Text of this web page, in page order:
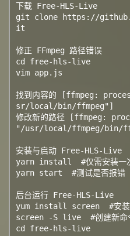
下载 Free-HLS-Live
git clone https://
it
修正 FFmpeg 路径错误
cd free-hls-live
vim app.js
找到内容的 [ffmpeg:
sr/local/bin/ffmpeg"]
修改新的路径 [ffmpeg:
"/usr/local/ffmpeg/bin/
安装与启动 Free-HLS-Live
yarn install  #仅需安装一次
yarn start  #测试是否报错
后台运行 Free-HLS-Live
yum install screen  #安装
screen -S live  #创建新命
cd free-hls-live